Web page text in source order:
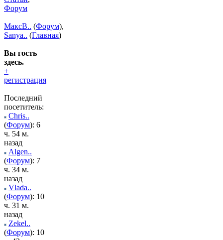
Форум
МаксВ.. (Форум),
Sanya.. (Главная)
Вы гость
здесь.
+
регистрация
Последний
посетитель:
Chris..
(Форум): 6
ч. 54 м.
назад
Algen..
(Форум): 7
ч. 34 м.
назад
Vlada..
(Форум): 10
ч. 31 м.
назад
Zekel..
(Форум): 10